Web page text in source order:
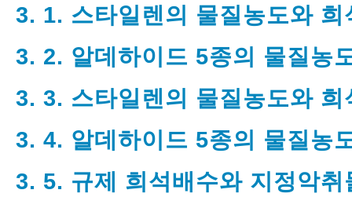
3. 1. 스타일렌의 물질농도와 희
3. 2. 알데하이드 5종의 물질농
3. 3. 스타일렌의 물질농도와 희
3. 4. 알데하이드 5종의 물질농
3. 5. 규제 희석배수와 지정악